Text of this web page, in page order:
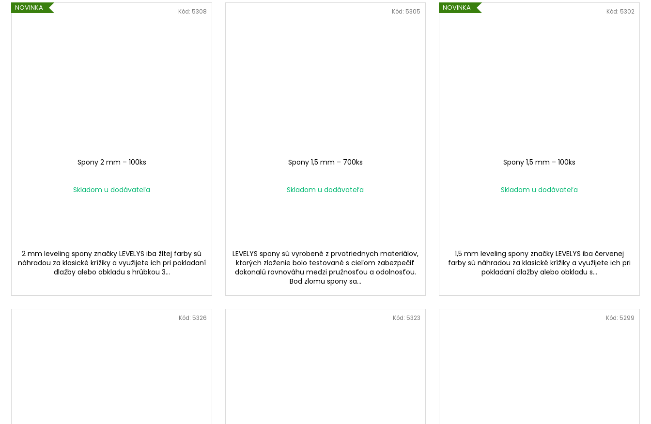
NOVINKA
Spony 2 mm – 100ks
Skladom u dodávateľa
2 mm leveling spony značky LEVELYS iba žltej farby sú
náhradou za klasické krížiky a využijete ich pri pokladaní
dlažby alebo obkladu s hrúbkou 3...
Kód: 5308
Spony 1,5 mm – 700ks
Skladom u dodávateľa
LEVELYS spony sú vyrobené z prvotriednych materiálov,
ktorých zloženie bolo testované s cieľom zabezpečiť
dokonalú rovnováhu medzi pružnosťou a odolnosťou.
Bod zlomu spony sa...
Kód: 5305 NOVINKA
Spony 1,5 mm – 100ks
Skladom u dodávateľa
1,5 mm leveling spony značky LEVELYS iba červenej
farby sú náhradou za klasické krížiky a využijete ich pri
pokladaní dlažby alebo obkladu s...
Kód: 5302
Kód: 5326 Kód: 5323 Kód: 5299